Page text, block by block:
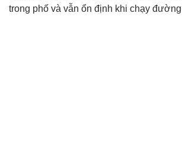
trong phố và vẫn ổn định khi chạy